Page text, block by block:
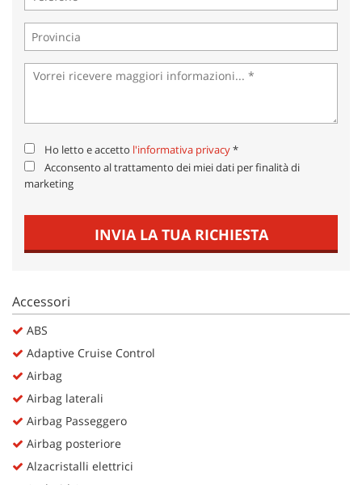
Ho letto e accetto l'informativa privacy*
Acconsento al trattamento dei miei dati per finalità di
marketing
INVIA LA TUA RICHIESTA
Accessori
ABS
Adaptive Cruise Control
Airbag
Airbag laterali
Airbag Passeggero
Airbag posteriore
Alzacristalli elettrici
Cookie necessari
Cookie delle preferenze
Cookie di marketing
la
Salva
le
impostazioni